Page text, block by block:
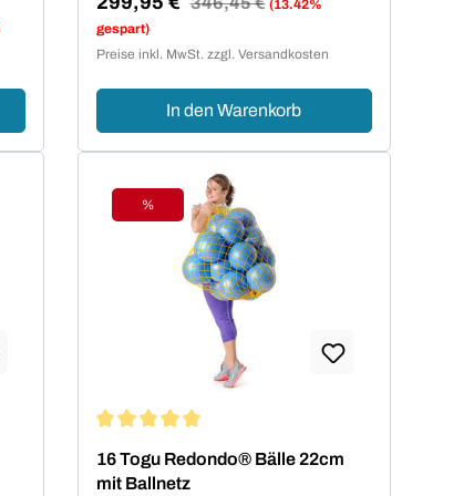
Verkaufspreis:
(13.42%
gespart)
Preise inkl. MwSt. zzgl. Versandkosten
In den Warenkorb
Rabatt
%
16 Togu Redondo® Bälle 22cm
mit Ballnetz